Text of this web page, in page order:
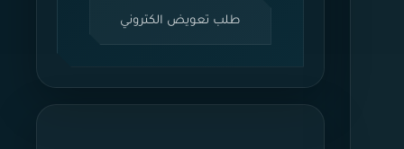
طلب تعويض الكتروني